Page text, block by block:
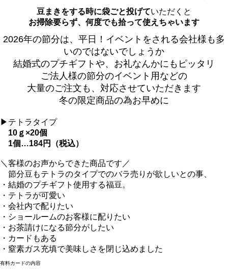
豆まきをする時に袋ごと投げていただくと
お掃除要らず、何度でも拾って使えちゃいます
2026年の節分は、平日！イベントをされる会社様も多
いのではないでしょうか
結婚式のプチギフトや、お礼なんかにもピッタリ
ご法人様の節分のイベント用などの
大量のご注文も、対応させていただきます
冬の限定商品の為お早めに
▶テトラタイプ
10ｇ×20個
1個…184円（税込）
＼客様のお声からできた商品です／
節分豆もテトラのタイプでのバラ売りが欲しいとの事、
・結婚のプチギフト使用する福豆。
・テトラが可愛い
・会社内で配りたい
・ショールームのお客様に配りたい
・お茶請けになる節分がしたい
・カードもある
・窒素ガス充填で美味しさを閉じ込めました
有料カードの内容